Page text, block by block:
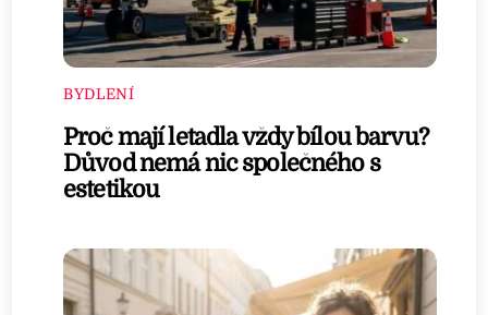
BYDLENÍ
Proč mají letadla vždy bílou barvu?
Důvod nemá nic společného s
estetikou